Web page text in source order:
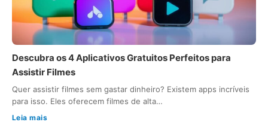
Descubra os 4 Aplicativos Gratuitos Perfeitos para
Assistir Filmes
Quer assistir filmes sem gastar dinheiro? Existem apps incríveis
para isso. Eles oferecem filmes de alta…
Leia mais